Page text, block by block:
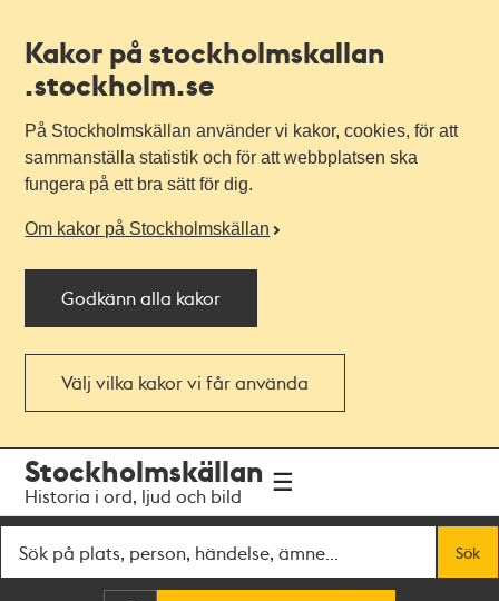
Kakor på stockholmskallan
.stockholm.se
På Stockholmskällan använder vi kakor, cookies, för att
sammanställa statistik och för att webbplatsen ska
fungera på ett bra sätt för dig.
Om kakor på Stockholmskällan
Godkänn alla kakor
Välj vilka kakor vi får använda
navigationen
huvudinnehållet
Stockholmskällan
Historia i ord, ljud och bild
Sök